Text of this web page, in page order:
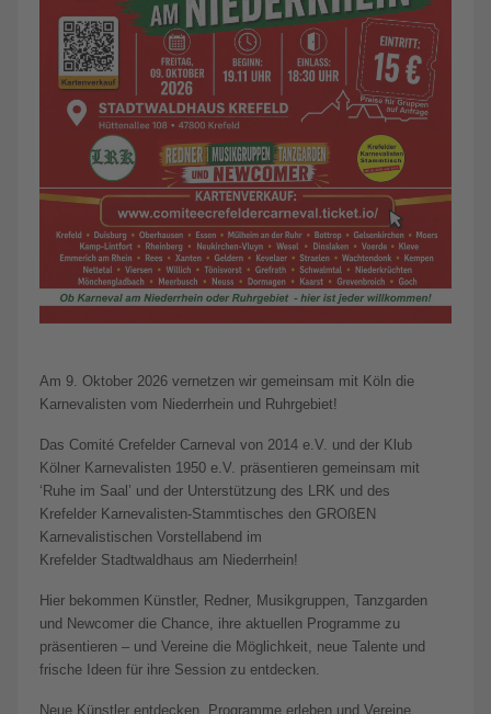
Am 9. Oktober 2026 vernetzen wir gemeinsam mit Köln die
Karnevalisten vom Niederrhein und Ruhrgebiet!
Das Comité Crefelder Carneval von 2014 e.V. und der Klub
Kölner Karnevalisten 1950 e.V. präsentieren gemeinsam mit
‘Ruhe im Saal’ und der Unterstützung des LRK und des
Krefelder Karnevalisten-Stammtisches den GROßEN
Karnevalistischen Vorstellabend im
Krefelder Stadtwaldhaus am Niederrhein!
Hier bekommen Künstler, Redner, Musikgruppen, Tanzgarden
und Newcomer die Chance, ihre aktuellen Programme zu
präsentieren – und Vereine die Möglichkeit, neue Talente und
frische Ideen für ihre Session zu entdecken.
Neue Künstler entdecken, Programme erleben und Vereine